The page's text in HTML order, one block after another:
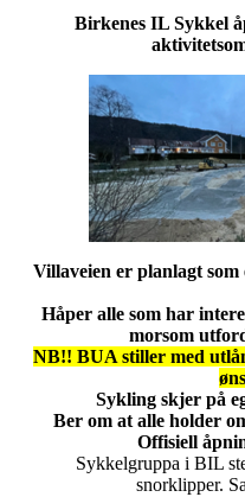
Birkenes IL Sykkel
Villaveien er planlagt
Håper alle som har
morsom
NB!! BUA stiller med
Sykling skjer på
Ber om at alle holder
Offisiell
Sykkelgruppa i BIL
snorklipper.